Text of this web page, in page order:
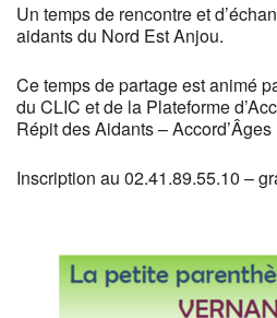
Un temps de rencontre et
aidants du Nord Est Anjou.
Ce temps de partage est animé
du CLIC et de la Plateforme
Répit des Aidants – Accord’Âges
Inscription au 02.41.89.55.10 –